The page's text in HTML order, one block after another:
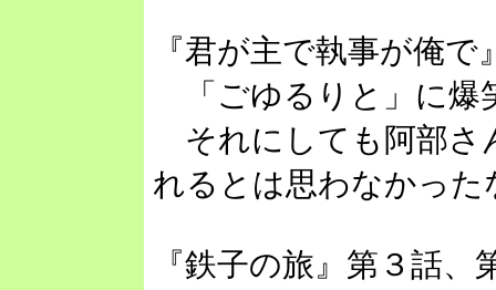
『君が主で執事が俺
「ごゆるりと」に爆
それにしても阿部さ
れるとは思わなかった
『鉄子の旅』第３話、